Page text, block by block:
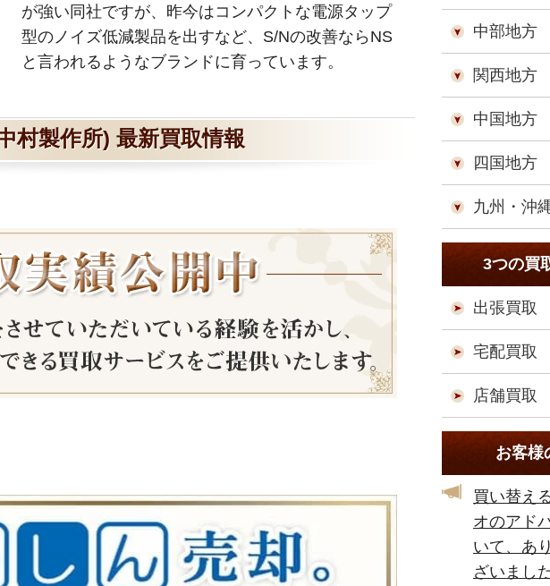
が強い同社ですが、昨今はコンパクトな電源タップ
型のノイズ低減製品を出すなど、S/Nの改善ならNS
と言われるようなブランドに育っています。
村製作所) 最新買取情報
中部地方
関西地方
中国地方
四国地方
九州・沖
3つの買
出張買取
宅配買取
店舗買取
お客様
買い替え
オのアド
いて、あ
ざいまし